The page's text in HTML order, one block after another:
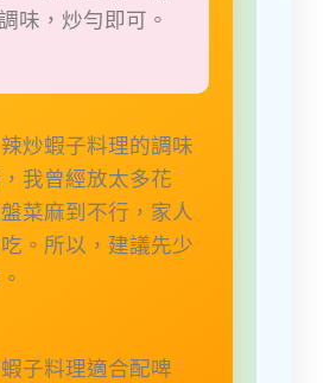
味，炒勻即可。
炒蝦子料理的調味
我曾經放太多花
菜麻到不行，家人
。所以，建議先少
子料理適合配啤